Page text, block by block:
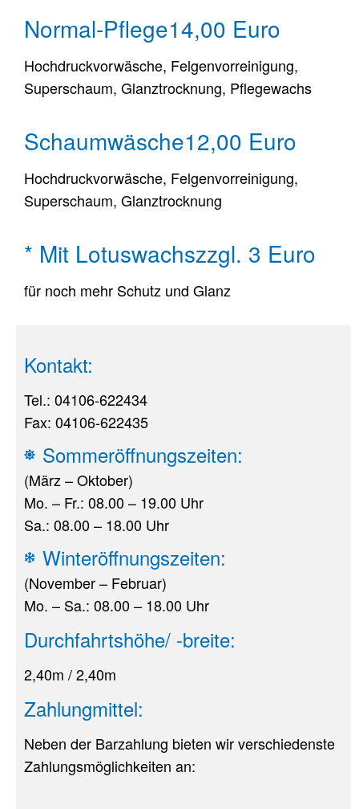
Normal-Pflege14,00 Euro
Hochdruckvorwäsche, Felgenvorreinigung,
Superschaum, Glanztrocknung, Pflegewachs
Schaumwäsche12,00 Euro
Hochdruckvorwäsche, Felgenvorreinigung,
Superschaum, Glanztrocknung
* Mit Lotuswachszzgl. 3 Euro
für noch mehr Schutz und Glanz
Kontakt:
Tel.: 04106-622434
Fax: 04106-622435
Sommeröffnungszeiten:
(März – Oktober)
Mo. – Fr.: 08.00 – 19.00 Uhr
Sa.: 08.00 – 18.00 Uhr
Winteröffnungszeiten:
(November – Februar)
Mo. – Sa.: 08.00 – 18.00 Uhr
Durchfahrtshöhe/ -breite:
2,40m / 2,40m
Zahlungmittel:
Neben der Barzahlung bieten wir verschiedenste
Zahlungsmöglichkeiten an: